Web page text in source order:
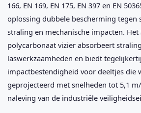
166, EN 169, EN 175, EN 397 en EN
oplossing dubbele bescherming tegen
straling en mechanische impacten. Het
polycarbonaat vizier absorbeert
laswerkzaamheden en biedt
impactbestendigheid voor deeltjes die
geprojecteerd met snelheden tot 5,1
naleving van de industriële